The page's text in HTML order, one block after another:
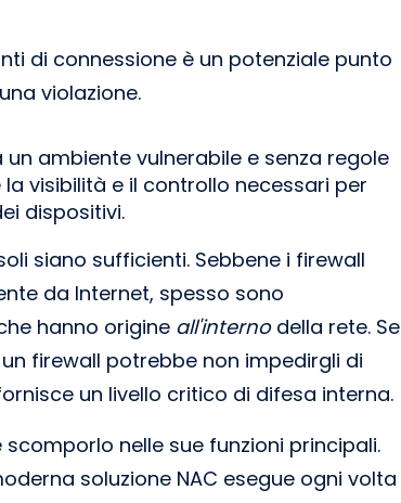
di connessione è un potenziale punto
violazione.
ambiente vulnerabile e senza regole
visibilità e il controllo necessari per
dispositivi.
siano sufficienti. Sebbene i firewall
da Internet, spesso sono
hanno origine all'internodella rete. Se
firewall potrebbe non impedirgli di
un livello critico di difesa interna.
nelle sue funzioni principali.
soluzione NAC esegue ogni volta